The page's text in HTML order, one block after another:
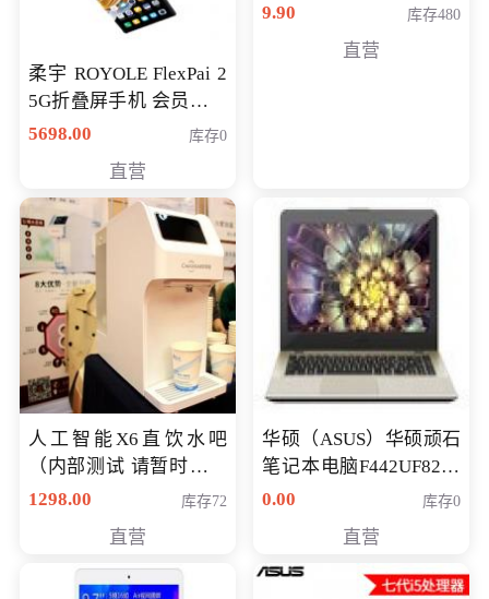
柔宇 ROYOLE FlexPai 2
5G折叠屏手机 会员专享
购买价格 4998元
5698.00 库存0
直营
9.90
库存480
直营
人工智能X6直饮水吧
（内部测试 请暂时不要
购买）
1298.00 库存72
直营
华硕（ASUS）华硕顽石
笔记本电脑F442UF8250
八代独显轻薄办公商务
0.00 库存0
直营